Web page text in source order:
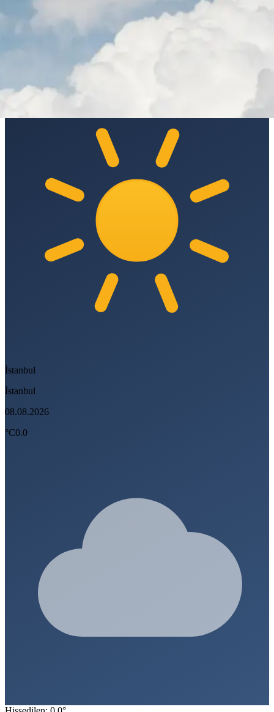
İstanbul
İstanbul
08.08.2026
°C0.0